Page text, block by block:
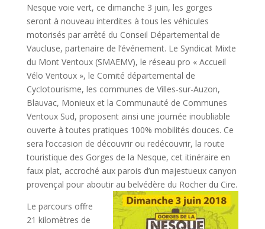
Nesque voie vert, ce dimanche 3 juin, les gorges
seront à nouveau interdites à tous les véhicules
motorisés par arrêté du Conseil Départemental de
Vaucluse, partenaire de l’événement. Le Syndicat Mixte
du Mont Ventoux (SMAEMV), le réseau pro « Accueil
Vélo Ventoux », le Comité départemental de
Cyclotourisme, les communes de Villes-sur-Auzon,
Blauvac, Monieux et la Communauté de Communes
Ventoux Sud, proposent ainsi une journée inoubliable
ouverte à toutes pratiques 100% mobilités douces. Ce
sera l’occasion de découvrir ou redécouvrir, la route
touristique des Gorges de la Nesque, cet itinéraire en
faux plat, accroché aux parois d’un majestueux canyon
provençal pour aboutir au belvédère du Rocher du Cire.
Le parcours offre
21 kilomètres de